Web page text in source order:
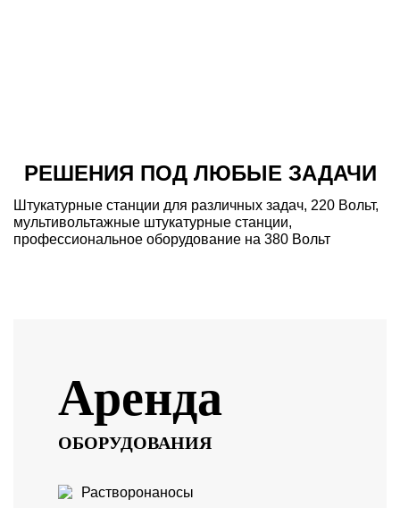
РЕШЕНИЯ ПОД ЛЮБЫЕ ЗАДАЧИ
Штукатурные станции для различных задач, 220 Вольт,
мультивольтажные штукатурные станции,
профессиональное оборудование на 380 Вольт
Аренда
ОБОРУДОВАНИЯ
Растворонаносы